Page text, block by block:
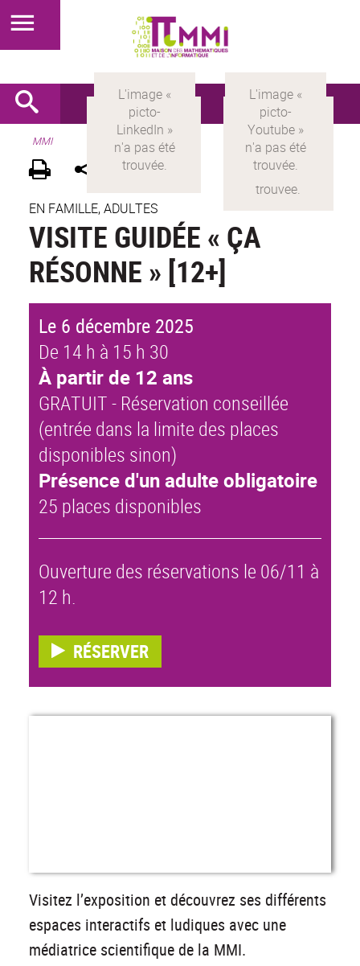
MMI
EN FAMILLE, ADULTES
VISITE GUIDÉE « ÇA
RÉSONNE » [12+]
Le 6 décembre 2025
De 14 h à 15 h 30
À partir de 12 ans
GRATUIT - Réservation conseillée
(entrée dans la limite des places
disponibles sinon)
Présence d'un adulte obligatoire
25 places disponibles
Ouverture des réservations le 06/11 à
12 h.
RÉSERVER
Visitez l’exposition et découvrez ses différents
espaces interactifs et ludiques avec une
médiatrice scientifique de la MMI.